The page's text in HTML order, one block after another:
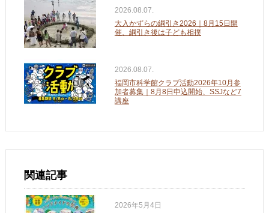
2026.08.07.
大入かずらの綱引き2026｜8月15日開
催、綱引き後は子ども相撲
2026.08.07.
福岡市科学館クラブ活動2026年10月参
加者募集｜8月8日申込開始、SSJなど7
講座
関連記事
2026年5月4日